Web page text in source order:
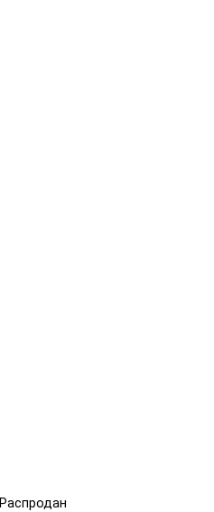
Распродан